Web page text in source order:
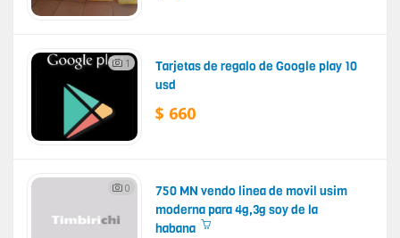
1
Tarjetas de regalo de Google play 10
usd
$ 660
0
750 MN vendo linea de movil usim
moderna para 4g,3g soy de la
habana